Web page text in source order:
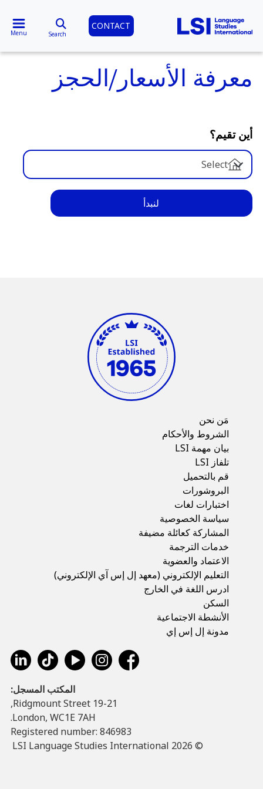
CONTACT
Search
Menu
معرفة الأسعار/الحجز
أين تقيم؟
Select
لنبدأ
مَن نحن
الشروط والأحكام
بيان مهمة LSI
تلفاز LSI
قم بالتحميل
البروشورات
اختبارات لغات
سياسة الخصوصية
المشاركة كعائلة مضيفة
خدمات الترجمة
الاعتماد والعضوية
التعليم الإلكتروني (معهد إل إس آي الإلكتروني)
ادرس اللغة في الخارج
السكن
الأنشطة الاجتماعية
مدونة إل إس إي
المكتب المسجل:
19-21 Ridgmount Street,
London, WC1E 7AH.
Registered number: 846983
© LSI Language Studies International 2026